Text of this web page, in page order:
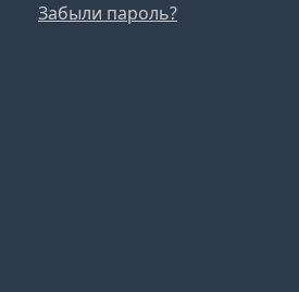
Забыли пароль?